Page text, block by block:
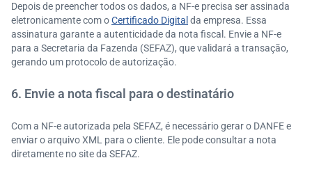
Depois de preencher todos os dados, a NF-e precisa ser assinada
eletronicamente com oCertificado Digital da empresa. Essa
assinatura garante a autenticidade da nota fiscal. Envie a NF-e
para a Secretaria da Fazenda (SEFAZ), que validará a transação,
gerando um protocolo de autorização.
6. Envie a nota fiscal para o destinatário
Com a NF-e autorizada pela SEFAZ, é necessário gerar o DANFE e
enviar o arquivo XML para o cliente. Ele pode consultar a nota
diretamente no site da SEFAZ.